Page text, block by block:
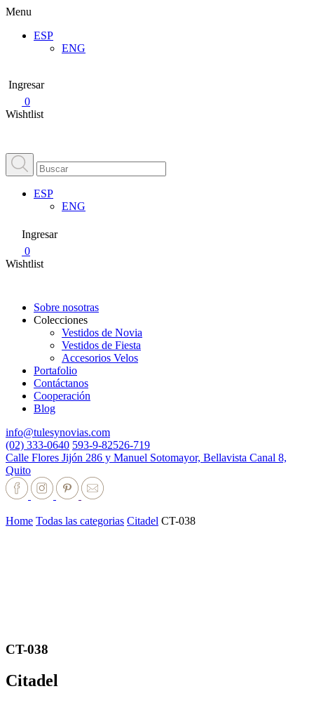
Menu
ESP
ENG
Ingresar
0
Wishtlist
ESP
ENG
Ingresar
0
Wishtlist
Sobre nosotras
Colecciones
Vestidos de Novia
Vestidos de Fiesta
Accesorios Velos
Portafolio
Contáctanos
Cooperación
Blog
info@tulesynovias.com
(02) 333-0640 593-9-82526-719
Calle Flores Jijón 286 y Manuel Sotomayor, Bellavista Canal 8,
Quito
Home Todas las categorias Citadel CT-038
CT-038
Citadel